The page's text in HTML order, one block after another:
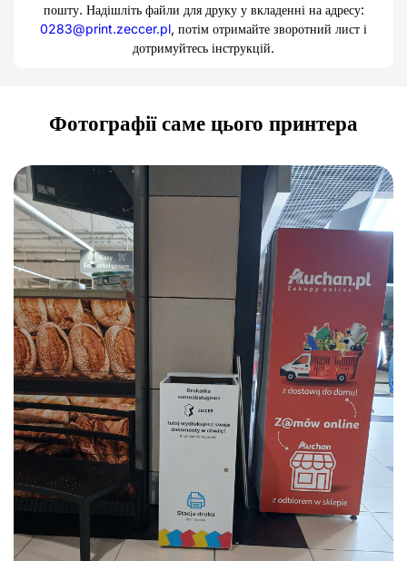
пошту. Надішліть файли для друку у вкладенні на адресу:
0283@print.zeccer.pl, потім отримайте зворотний лист і
дотримуйтесь інструкцій.
Фотографії саме цього принтера